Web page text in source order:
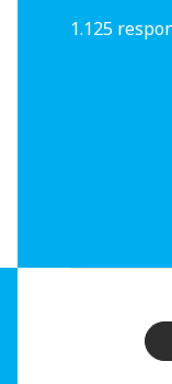
1.125